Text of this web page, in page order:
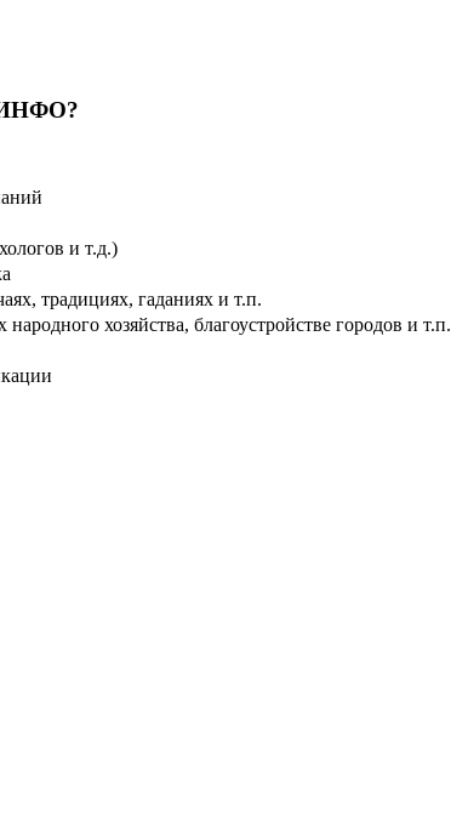
ИНФО?
и т.д.)
традициях, гаданиях и т.п.
хозяйства, благоустройстве городов и т.п.